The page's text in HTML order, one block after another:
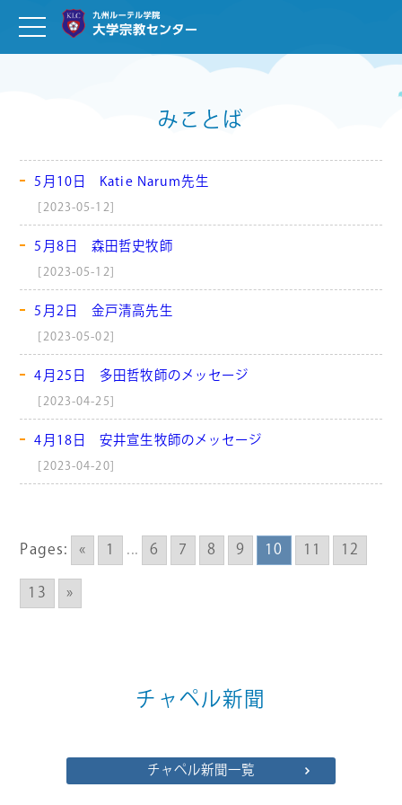
みことば
5月10日 Katie Narum先生
[2023-05-12]
5月8日 森田哲史牧師
[2023-05-12]
5月2日 金戸清高先生
[2023-05-02]
4月25日 多田哲牧師のメッセージ
[2023-04-25]
4月18日 安井宣生牧師のメッセージ
[2023-04-20]
Pages: « 1 ... 6 7 8 9 10 11 12
13 »
チャペル新聞
チャペル新聞一覧